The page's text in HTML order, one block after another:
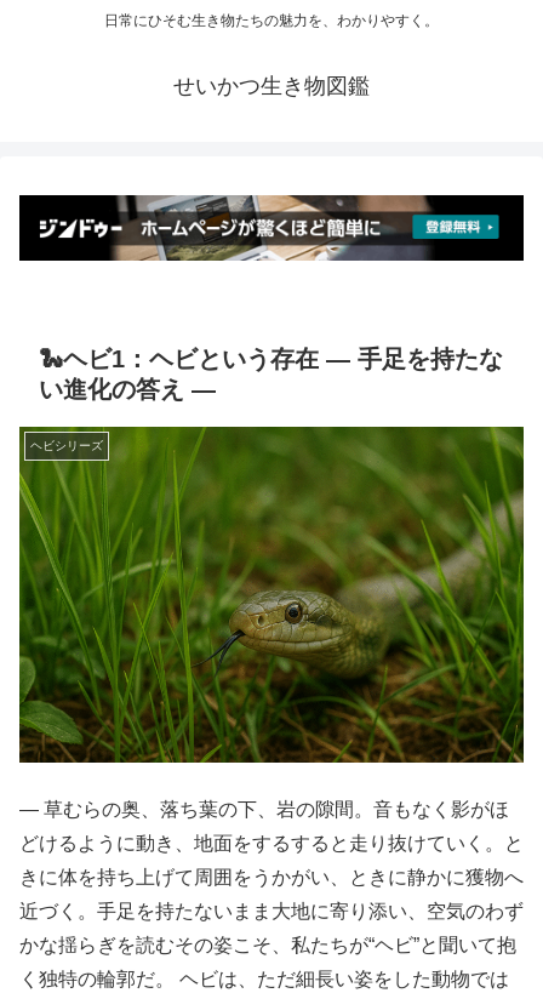
日常にひそむ生き物たちの魅力を、わかりやすく。
せいかつ生き物図鑑
🐍ヘビ1：ヘビという存在 ― 手足を持たな
い進化の答え ―
ヘビシリーズ
― 草むらの奥、落ち葉の下、岩の隙間。音もなく影がほ
どけるように動き、地面をするすると走り抜けていく。と
きに体を持ち上げて周囲をうかがい、ときに静かに獲物へ
近づく。手足を持たないまま大地に寄り添い、空気のわず
かな揺らぎを読むその姿こそ、私たちが“ヘビ”と聞いて抱
く独特の輪郭だ。 ヘビは、ただ細長い姿をした動物では